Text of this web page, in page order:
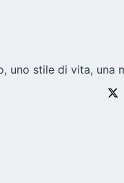
uno stile di vita, una